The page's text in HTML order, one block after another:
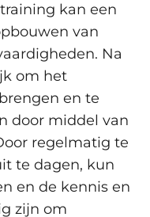
kan een
van
Na
om het
en te
door middel van
regelmatig te
te dagen, kun
en de kennis en
zijn om